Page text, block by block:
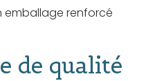
emballage renforcé
de qualité